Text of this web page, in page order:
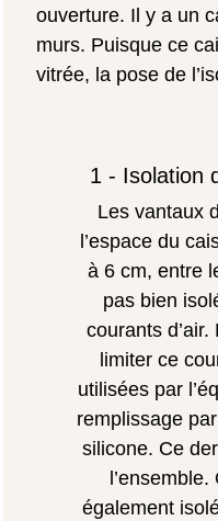
ouverture. Il y a un
murs. Puisque ce
vitrée, la pose de
1 - Isolation
Les vantaux
l’espace du
à 6 cm, entre
pas bien
courants d’air.
limiter ce
utilisées par
remplissage
silicone. Ce
l’ensemble.
également